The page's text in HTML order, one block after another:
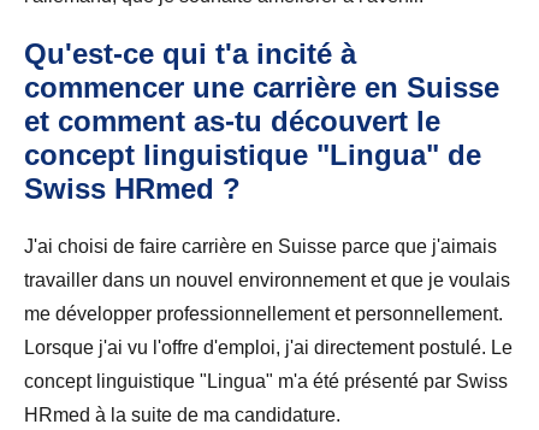
Qu'est-ce qui t'a incité à
commencer une carrière en Suisse
et comment as-tu découvert le
concept linguistique "Lingua" de
Swiss HRmed ?
J'ai choisi de faire carrière en Suisse parce que j'aimais
travailler dans un nouvel environnement et que je voulais
me développer professionnellement et personnellement.
Lorsque j'ai vu l'offre d'emploi, j'ai directement postulé. Le
concept linguistique "Lingua" m'a été présenté par Swiss
HRmed à la suite de ma candidature.